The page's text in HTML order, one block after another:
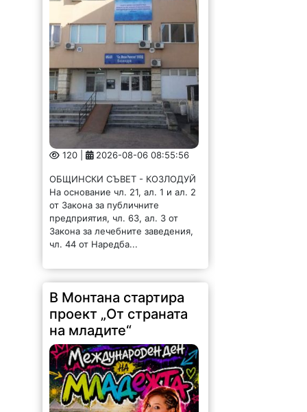
120 | 2026-08-06 08:55:56
ОБЩИНСКИ СЪВЕТ - КОЗЛОДУЙ
На основание чл. 21, ал. 1 и ал. 2
от Закона за публичните
предприятия, чл. 63, ал. 3 от
Закона за лечебните заведения,
чл. 44 от Наредба...
В Монтана стартира
проект „От страната
на младите“